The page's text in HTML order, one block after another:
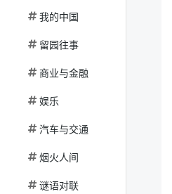
我的中国
留园往事
商业与金融
娱乐
汽车与交通
烟火人间
谜语对联